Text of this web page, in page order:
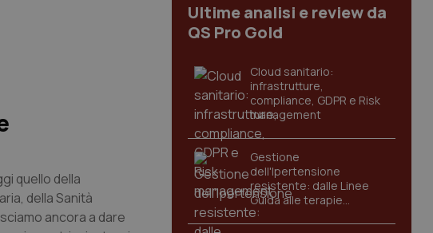
quello della
della Sanità
ancora a dare
Ultime analisi e review da
QS Pro Gold
Cloud sanitario:
infrastrutture,
compliance, GDPR e Risk
management
Gestione
dell'Ipertensione
resistente: dalle Linee
Guida alle terapie
innovative